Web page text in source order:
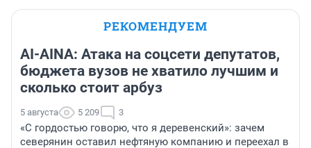
РЕКОМЕНДУЕМ
AI-AINA: Атака на соцсети депутатов,
бюджета вузов не хватило лучшим и
сколько стоит арбуз
5 августа 5 209 3
«С гордостью говорю, что я деревенский»: зачем
северянин оставил нефтяную компанию и переехал в